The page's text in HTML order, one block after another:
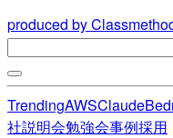
produced by
TrendingAWSClaude
社説明会勉強会事例採用